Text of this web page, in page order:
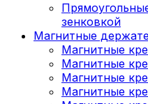
зенковкой
Магнитные
Магнитные
Магнитные
Магнитные
Магнитные